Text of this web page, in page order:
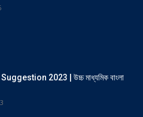
2023 | উচ্চ মাধ্যমিক বাংলা